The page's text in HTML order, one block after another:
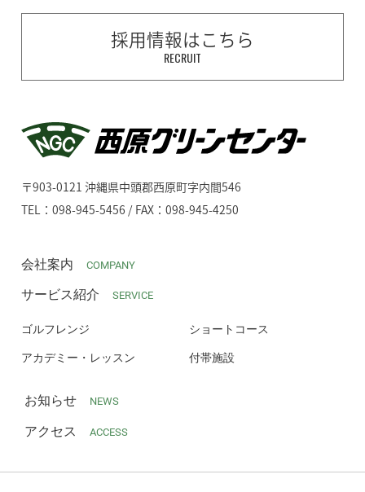
採用情報はこちら
RECRUIT
〒903-0121 沖縄県中頭郡西原町字内間546
TEL：098-945-5456 / FAX：098-945-4250
会社案内 COMPANY
サービス紹介 SERVICE
ゴルフレンジ ショートコース
アカデミー・レッスン 付帯施設
お知らせ NEWS
アクセス ACCESS